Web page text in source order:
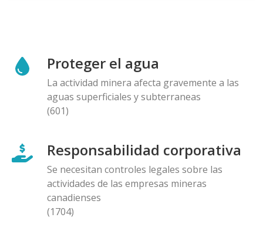
Proteger el agua
La actividad minera afecta gravemente a las
aguas superficiales y subterraneas
(601)
Responsabilidad corporativa
Se necesitan controles legales sobre las
actividades de las empresas mineras
canadienses
(1704)